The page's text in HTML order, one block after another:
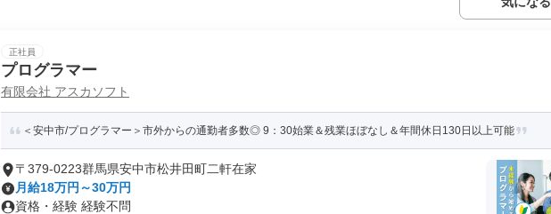
正社員
プログラマー
有限会社 アスカソフト
＜安中市/プログラマー＞市外からの通勤者多数◎ 9：30始業＆残業ほぼなし＆年間休日130日以上可能
〒379-0223群馬県安中市松井田町二軒在家
月給18万円～30万円
資格・経験 経験不問